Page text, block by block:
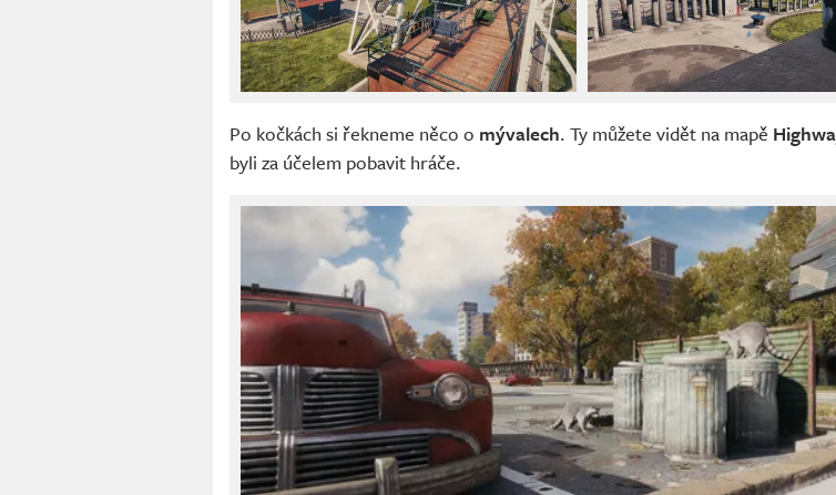
Po kočkách si řekneme něco o mývalech. Ty můžete vidět na mapě
byli za účelem pobavit hráče.